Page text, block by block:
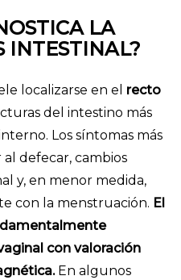
LA
INTESTINAL?
localizarse en el recto
del intestino más
Los síntomas más
defecar, cambios
y, en menor medida,
con la menstruación. El
con valoración
En algunos